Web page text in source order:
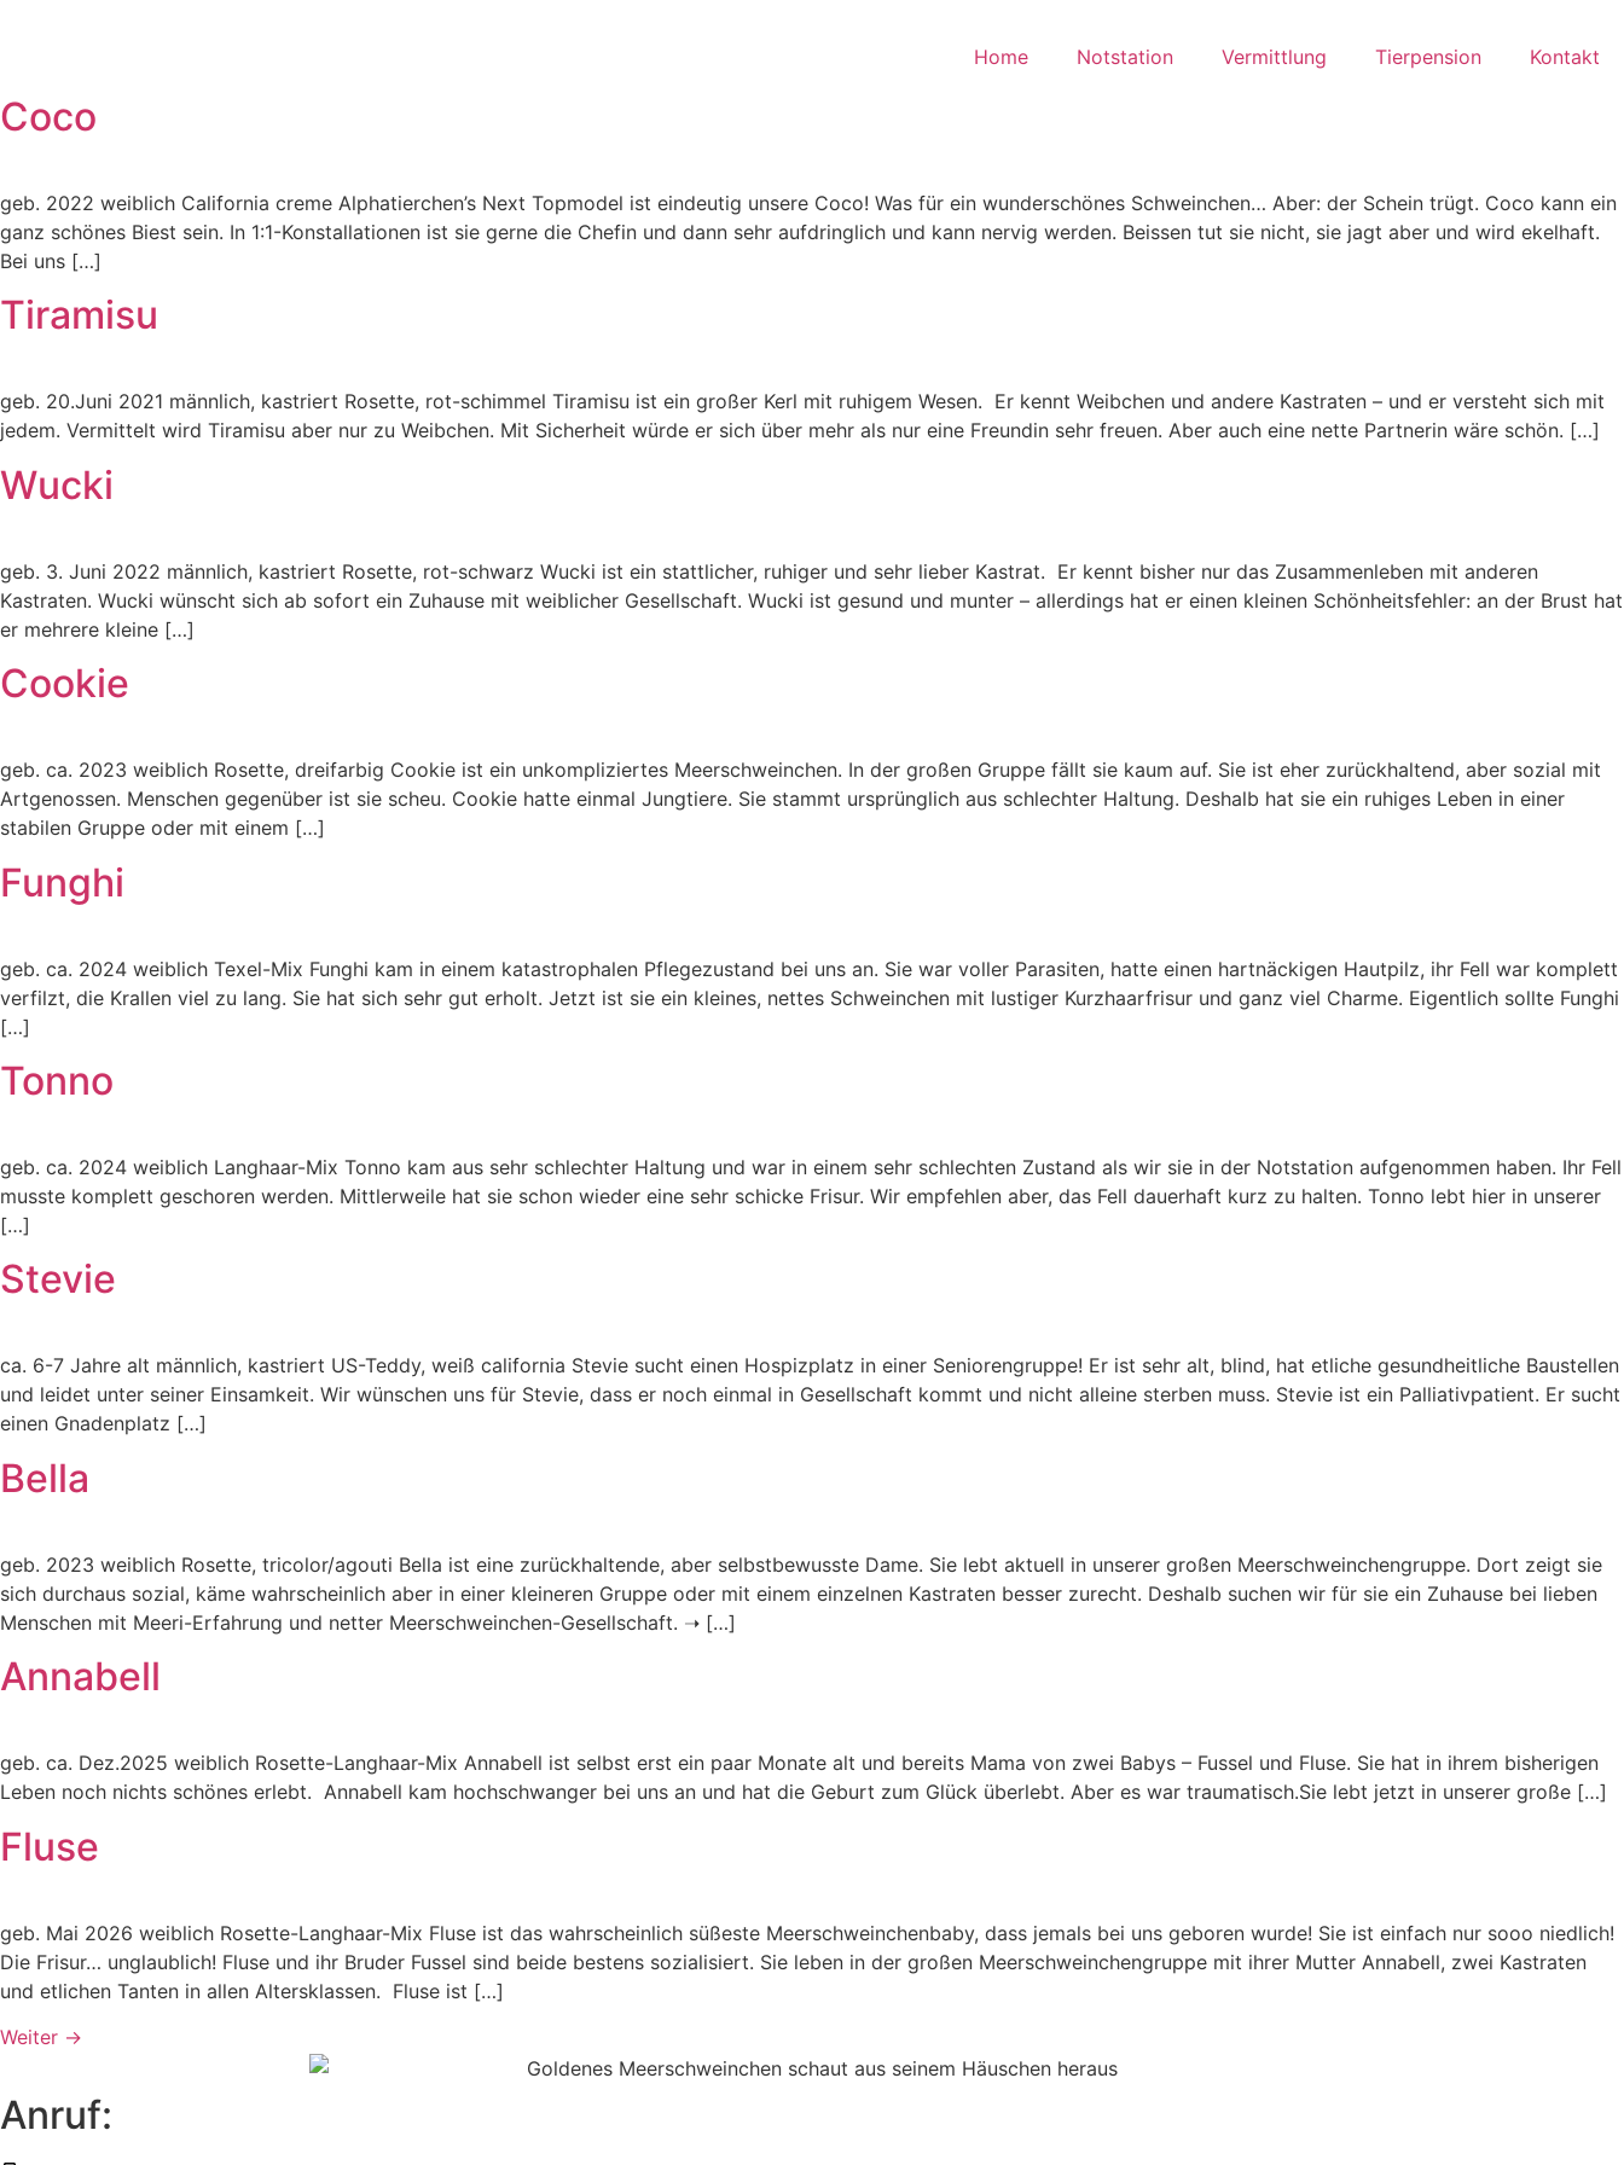
Home
Notstation Vermittlung Tierpension Kontakt
Coco
geb. 2022 weiblich California creme Alphatierchen’s Next Topmodel ist eindeutig unsere Coco! Was für ein wunderschönes Schweinchen… Aber: der Schein trügt. Coco kann ein
ganz schönes Biest sein. In 1:1-Konstallationen ist sie gerne die Chefin und dann sehr aufdringlich und kann nervig werden. Beissen tut sie nicht, sie jagt aber und wird ekelhaft.
Bei uns […]
Tiramisu
geb. 20.Juni 2021 männlich, kastriert Rosette, rot-schimmel Tiramisu ist ein großer Kerl mit ruhigem Wesen. Er kennt Weibchen und andere Kastraten – und er versteht sich mit
jedem. Vermittelt wird Tiramisu aber nur zu Weibchen. Mit Sicherheit würde er sich über mehr als nur eine Freundin sehr freuen. Aber auch eine nette Partnerin wäre schön. […]
Wucki
geb. 3. Juni 2022 männlich, kastriert Rosette, rot-schwarz Wucki ist ein stattlicher, ruhiger und sehr lieber Kastrat. Er kennt bisher nur das Zusammenleben mit anderen
Kastraten. Wucki wünscht sich ab sofort ein Zuhause mit weiblicher Gesellschaft. Wucki ist gesund und munter – allerdings hat er einen kleinen Schönheitsfehler: an der Brust hat
er mehrere kleine […]
Cookie
geb. ca. 2023 weiblich Rosette, dreifarbig Cookie ist ein unkompliziertes Meerschweinchen. In der großen Gruppe fällt sie kaum auf. Sie ist eher zurückhaltend, aber sozial mit
Artgenossen. Menschen gegenüber ist sie scheu. Cookie hatte einmal Jungtiere. Sie stammt ursprünglich aus schlechter Haltung. Deshalb hat sie ein ruhiges Leben in einer
stabilen Gruppe oder mit einem […]
Funghi
geb. ca. 2024 weiblich Texel-Mix Funghi kam in einem katastrophalen Pflegezustand bei uns an. Sie war voller Parasiten, hatte einen hartnäckigen Hautpilz, ihr Fell war komplett
verfilzt, die Krallen viel zu lang. Sie hat sich sehr gut erholt. Jetzt ist sie ein kleines, nettes Schweinchen mit lustiger Kurzhaarfrisur und ganz viel Charme. Eigentlich sollte Funghi
[…]
Tonno
geb. ca. 2024 weiblich Langhaar-Mix Tonno kam aus sehr schlechter Haltung und war in einem sehr schlechten Zustand als wir sie in der Notstation aufgenommen haben. Ihr Fell
musste komplett geschoren werden. Mittlerweile hat sie schon wieder eine sehr schicke Frisur. Wir empfehlen aber, das Fell dauerhaft kurz zu halten. Tonno lebt hier in unserer
[…]
Stevie
ca. 6-7 Jahre alt männlich, kastriert US-Teddy, weiß california Stevie sucht einen Hospizplatz in einer Seniorengruppe! Er ist sehr alt, blind, hat etliche gesundheitliche Baustellen
und leidet unter seiner Einsamkeit. Wir wünschen uns für Stevie, dass er noch einmal in Gesellschaft kommt und nicht alleine sterben muss. Stevie ist ein Palliativpatient. Er sucht
einen Gnadenplatz […]
Bella
geb. 2023 weiblich Rosette, tricolor/agouti Bella ist eine zurückhaltende, aber selbstbewusste Dame. Sie lebt aktuell in unserer großen Meerschweinchengruppe. Dort zeigt sie
sich durchaus sozial, käme wahrscheinlich aber in einer kleineren Gruppe oder mit einem einzelnen Kastraten besser zurecht. Deshalb suchen wir für sie ein Zuhause bei lieben
Menschen mit Meeri-Erfahrung und netter Meerschweinchen-Gesellschaft. ➝ […]
Annabell
geb. ca. Dez.2025 weiblich Rosette-Langhaar-Mix Annabell ist selbst erst ein paar Monate alt und bereits Mama von zwei Babys – Fussel und Fluse. Sie hat in ihrem bisherigen
Leben noch nichts schönes erlebt. Annabell kam hochschwanger bei uns an und hat die Geburt zum Glück überlebt. Aber es war traumatisch.Sie lebt jetzt in unserer große […]
Fluse
geb. Mai 2026 weiblich Rosette-Langhaar-Mix Fluse ist das wahrscheinlich süßeste Meerschweinchenbaby, dass jemals bei uns geboren wurde! Sie ist einfach nur sooo niedlich!
Die Frisur… unglaublich! Fluse und ihr Bruder Fussel sind beide bestens sozialisiert. Sie leben in der großen Meerschweinchengruppe mit ihrer Mutter Annabell, zwei Kastraten
und etlichen Tanten in allen Altersklassen. Fluse ist […]
Weiter →
Anruf: